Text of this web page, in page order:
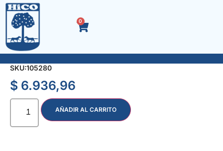
0
LLAVE T HEXAG. 13 mm. L 300 mm. 6643
SKU:105280
$ 6.936,96
AÑADIR AL CARRITO